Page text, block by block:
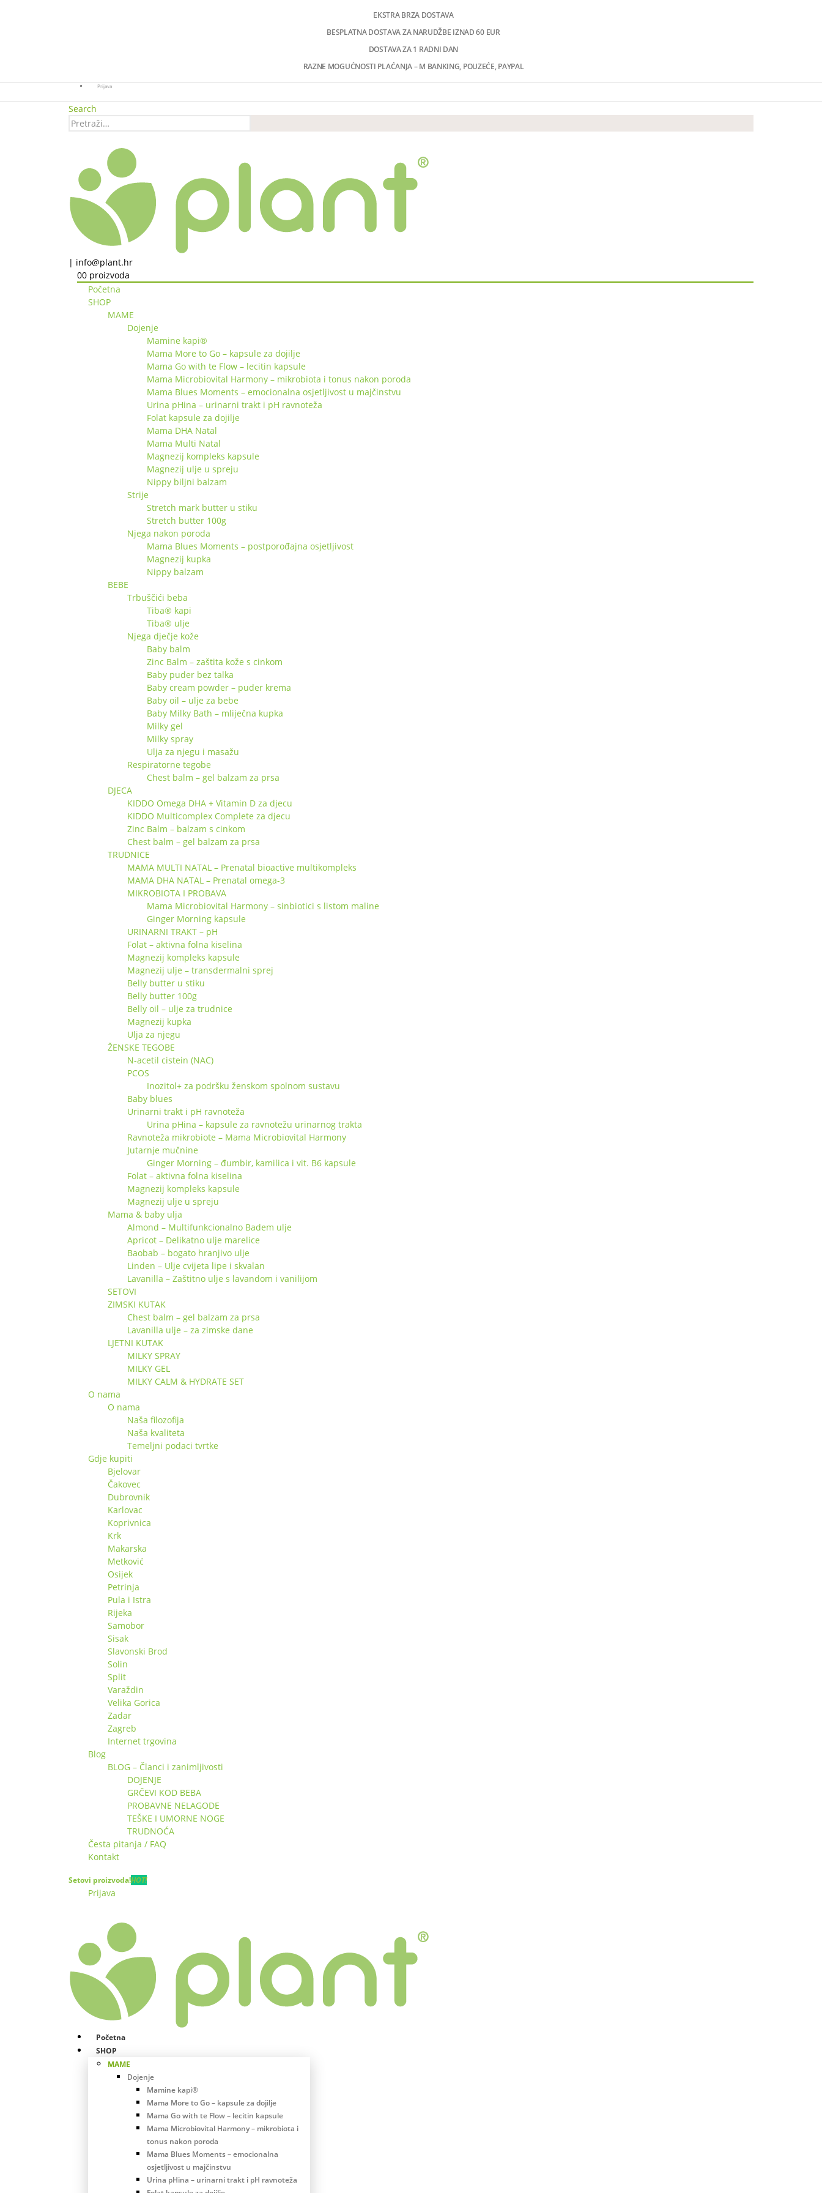
EKSTRA BRZA DOSTAVA
BESPLATNA DOSTAVA ZA NARUDŽBE IZNAD 60 EUR
DOSTAVA ZA 1 RADNI DAN
RAZNE MOGUĆNOSTI PLAĆANJA – M BANKING, POUZEĆE, PAYPAL
Prijava
Search
| info@plant.hr
00 proizvoda
Početna
SHOP
MAME
Dojenje
Mamine kapi®
Mama More to Go – kapsule za dojilje
Mama Go with te Flow – lecitin kapsule
Mama Microbiovital Harmony – mikrobiota i tonus nakon poroda
Mama Blues Moments – emocionalna osjetljivost u majčinstvu
Urina pHina – urinarni trakt i pH ravnoteža
Folat kapsule za dojilje
Mama DHA Natal
Mama Multi Natal
Magnezij kompleks kapsule
Magnezij ulje u spreju
Nippy biljni balzam
Strije
Stretch mark butter u stiku
Stretch butter 100g
Njega nakon poroda
Mama Blues Moments – postporođajna osjetljivost
Magnezij kupka
Nippy balzam
BEBE
Trbuščići beba
Tiba® kapi
Tiba® ulje
Njega dječje kože
Baby balm
Zinc Balm – zaštita kože s cinkom
Baby puder bez talka
Baby cream powder – puder krema
Baby oil – ulje za bebe
Baby Milky Bath – mliječna kupka
Milky gel
Milky spray
Ulja za njegu i masažu
Respiratorne tegobe
Chest balm – gel balzam za prsa
DJECA
KIDDO Omega DHA + Vitamin D za djecu
KIDDO Multicomplex Complete za djecu
Zinc Balm – balzam s cinkom
Chest balm – gel balzam za prsa
TRUDNICE
MAMA MULTI NATAL – Prenatal bioactive multikompleks
MAMA DHA NATAL – Prenatal omega-3
MIKROBIOTA I PROBAVA
Mama Microbiovital Harmony – sinbiotici s listom maline
Ginger Morning kapsule
URINARNI TRAKT – pH
Folat – aktivna folna kiselina
Magnezij kompleks kapsule
Magnezij ulje – transdermalni sprej
Belly butter u stiku
Belly butter 100g
Belly oil – ulje za trudnice
Magnezij kupka
Ulja za njegu
ŽENSKE TEGOBE
N-acetil cistein (NAC)
PCOS
Inozitol+ za podršku ženskom spolnom sustavu
Baby blues
Urinarni trakt i pH ravnoteža
Urina pHina – kapsule za ravnotežu urinarnog trakta
Ravnoteža mikrobiote – Mama Microbiovital Harmony
Jutarnje mučnine
Ginger Morning – đumbir, kamilica i vit. B6 kapsule
Folat – aktivna folna kiselina
Magnezij kompleks kapsule
Magnezij ulje u spreju
Mama & baby ulja
Almond – Multifunkcionalno Badem ulje
Apricot – Delikatno ulje marelice
Baobab – bogato hranjivo ulje
Linden – Ulje cvijeta lipe i skvalan
Lavanilla – Zaštitno ulje s lavandom i vanilijom
SETOVI
ZIMSKI KUTAK
Chest balm – gel balzam za prsa
Lavanilla ulje – za zimske dane
LJETNI KUTAK
MILKY SPRAY
MILKY GEL
MILKY CALM & HYDRATE SET
O nama
O nama
Naša filozofija
Naša kvaliteta
Temeljni podaci tvrtke
Gdje kupiti
Bjelovar
Čakovec
Dubrovnik
Karlovac
Koprivnica
Krk
Makarska
Metković
Osijek
Petrinja
Pula i Istra
Rijeka
Samobor
Sisak
Slavonski Brod
Solin
Split
Varaždin
Velika Gorica
Zadar
Zagreb
Internet trgovina
Blog
BLOG – Članci i zanimljivosti
DOJENJE
GRČEVI KOD BEBA
PROBAVNE NELAGODE
TEŠKE I UMORNE NOGE
TRUDNOĆA
Česta pitanja / FAQ
Kontakt
Setovi proizvoda!HOT!
Prijava
Početna
SHOP
MAME
Dojenje
Mamine kapi®
Mama More to Go – kapsule za dojilje
Mama Go with te Flow – lecitin kapsule
Mama Microbiovital Harmony – mikrobiota i
tonus nakon poroda
Mama Blues Moments – emocionalna
osjetljivost u majčinstvu
Urina pHina – urinarni trakt i pH ravnoteža